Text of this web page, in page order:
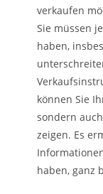
verkaufen
Sie müssen
haben,
können Sie
sondern
zeigen. Es
haben, ganz